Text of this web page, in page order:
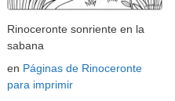
Rinoceronte sonriente en la
sabana
en Páginas de Rinoceronte
para imprimir